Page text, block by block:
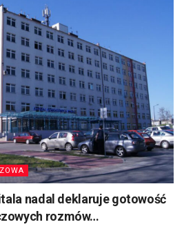
nadal deklaruje gotowość
rozmów…